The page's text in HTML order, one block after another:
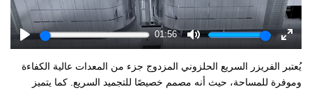
Play
01:56
Mute
Enter
يُعتبر الفريزر السريع الحلزوني المزدوج جزء من المعدات عالية الكفاءة
وموفرة للمساحة، حيث أنه مصمم خصيصًا للتجميد السريع. كما يتميز